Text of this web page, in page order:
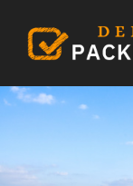
Inhalt
Urlaub